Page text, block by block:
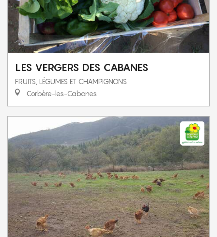
LES VERGERS DES CABANES
FRUITS, LÉGUMES ET CHAMPIGNONS
Corbère-les-Cabanes